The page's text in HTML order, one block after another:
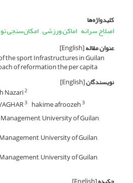
کلیدواژه‌ها
اصلاح سرانه اماکن ورزشی امکان‌سنجی
عنوان مقاله[English]
the sport Infrastructures in Guilan
of reformation the per capita
نویسندگان[English]
Nazari2
3 hakime afroozeh3
University of Guilan,
University of Guilan,
University of Guilan,